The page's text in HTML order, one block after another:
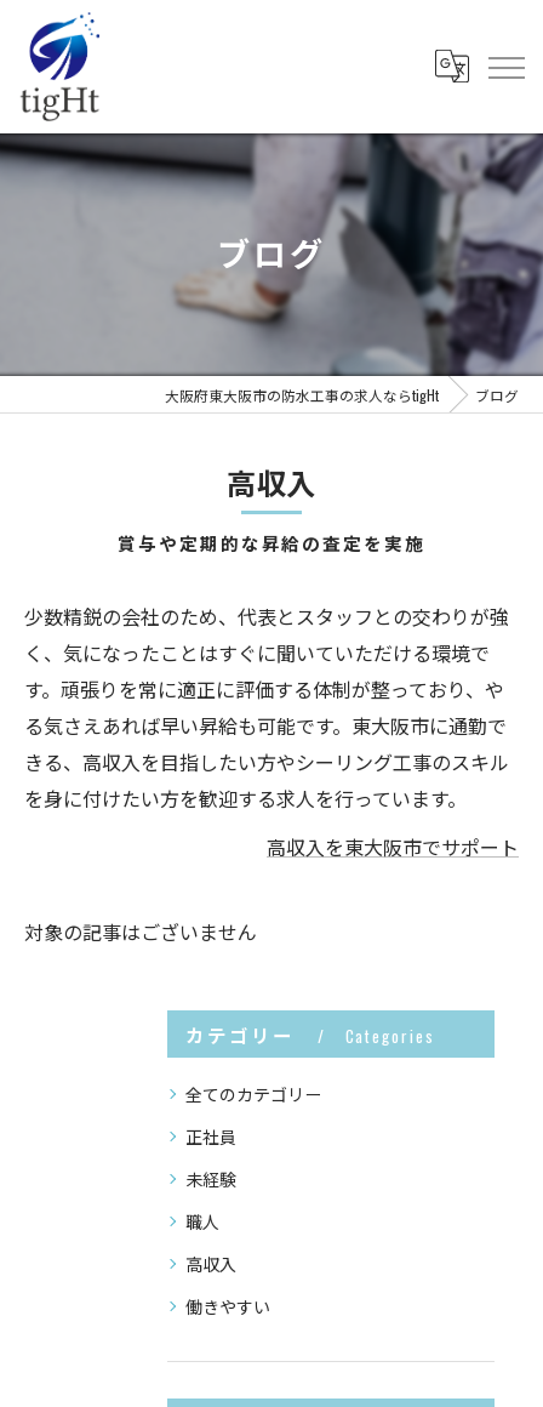
ブログ
大阪府東大阪市の防水工事の求人ならtigHt ブログ
高収入
賞与や定期的な昇給の査定を実施
少数精鋭の会社のため、代表とスタッフとの交わりが強
く、気になったことはすぐに聞いていただける環境で
す。頑張りを常に適正に評価する体制が整っており、や
る気さえあれば早い昇給も可能です。東大阪市に通勤で
きる、高収入を目指したい方やシーリング工事のスキル
を身に付けたい方を歓迎する求人を行っています。
高収入を東大阪市でサポート
対象の記事はございません
カテゴリー Categories
全てのカテゴリー
正社員
未経験
職人
高収入
働きやすい